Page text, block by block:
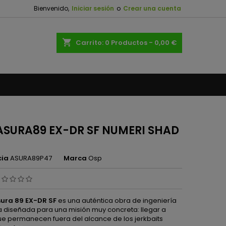
Bienvenido, Iniciar sesión o Crear una cuenta
shopping_cart Carrito: 0 Productos - 0,00 €
EX-DR SF NUMERI SHAD
ASURA89P47 Marca Osp
89 EX-DR SF es una auténtica obra de ingeniería
diseñada para una misión muy concreta: llegar a
permanecen fuera del alcance de los jerkbaits